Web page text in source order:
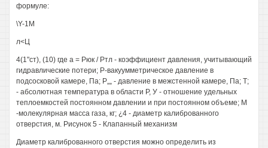
формуле:
\Y-1M
л<Ц
4(1"ст), (10) где а = Рюк / Ртл - коэффициент давления, учитывающий
гидравлические потери; Р-вакуумметрическое давление в
подсосковой камере, Па; Р„„ - давление в межстенной камере, Па; Т;
- абсолютная температура в области Р, У - отношение удельных
теплоемкостей постоянном давлении и при постоянном объеме; М
-молекулярная масса газа, кг; ¿4 - диаметр калиброванного
отверстия, м. Рисунок 5 - Клапанный механизм
Диаметр калиброванного отверстия можно определить из